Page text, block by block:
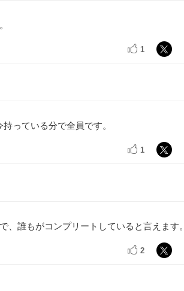
1
っている分で全員です。
1
、誰もがコンプリートしていると言えます。
2